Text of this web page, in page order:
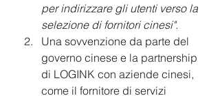
per indirizzare gli utenti verso la
selezione di fornitori cinesi".
Una sovvenzione da parte del
governo cinese e la partnership
di LOGINK con aziende cinesi,
come il fornitore di servizi